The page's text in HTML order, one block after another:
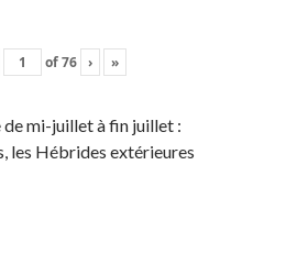
of76 › »
de mi-juillet à fin juillet :
les Hébrides extérieures